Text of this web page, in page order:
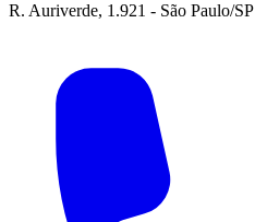
R. Auriverde, 1.921 - São Paulo/SP